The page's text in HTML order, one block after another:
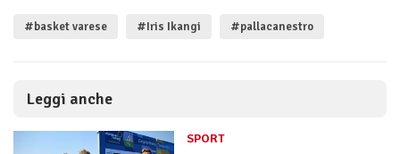
#basket varese #Iris Ikangi #pallacanestro
Leggi anche
SPORT